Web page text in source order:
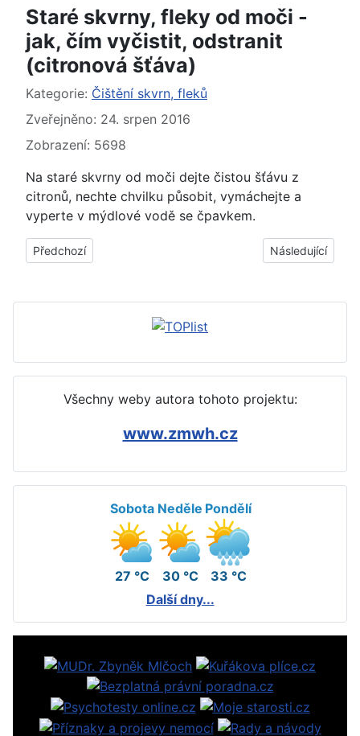
Staré skvrny, fleky od moči -
jak, čím vyčistit, odstranit
(citronová šťáva)
Základní údaje
Kategorie: Čištění skvrn, fleků
Zveřejněno: 24. srpen 2016
Zobrazení: 5698
Na staré skvrny od moči dejte čistou šťávu z
citronů, nechte chvilku působit, vymáchejte a
vyperte v mýdlové vodě se čpavkem.
Předchozí článek: Zašlé skvrny, fleky od moči - jak, čím
Předchozí Další článek:
Následující
Všechny weby autora tohoto projektu:
www.zmwh.cz
Sobota
27 °C
Neděle
30 °C
Pondělí
33 °C
Další dny...